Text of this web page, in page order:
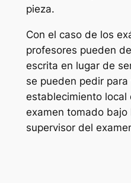
pieza.
Con el caso de los
profesores pueden
escrita en lugar de
se pueden pedir para
establecimiento local
examen tomado bajo
supervisor del